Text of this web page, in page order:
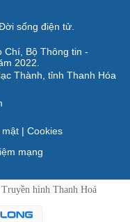
sống điện tử.
Chí, Bộ Thông tin -
2022.
Thành, tỉnh Thanh Hóa
mật | Cookies
hình Thanh Hoá